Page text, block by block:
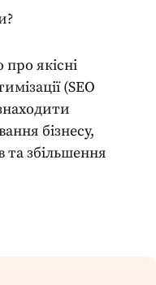
якісні
(SEO
бізнесу,
та збільшення